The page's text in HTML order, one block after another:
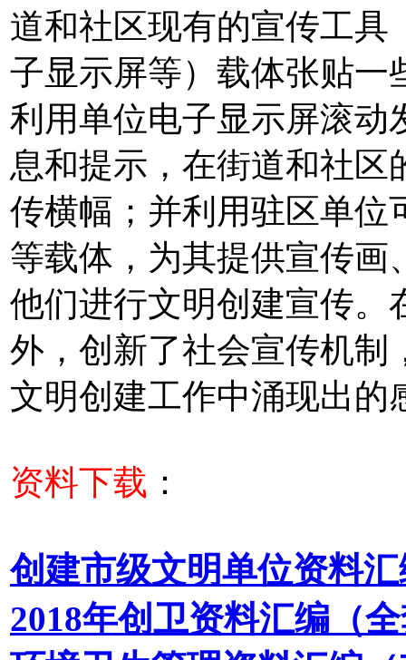
道和社区现有的宣传工具
子显示屏等）载体张贴一
利用单位电子显示屏滚动
息和提示，在街道和社区
传横幅；并利用驻区单位
等载体，为其提供宣传画
他们进行文明创建宣传。
外，创新了社会宣传机制
文明创建工作中涌现出的
资料下载 ：
创建市级文明单位资料
2018年创卫资料汇编（